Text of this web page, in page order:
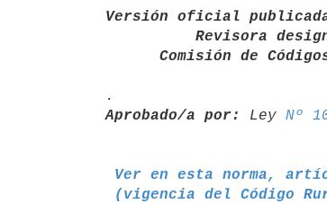
Versión oficial
Comisión de
Aprobado/a por:
Ley Nº
Ver en esta norma,
(vigencia del Código